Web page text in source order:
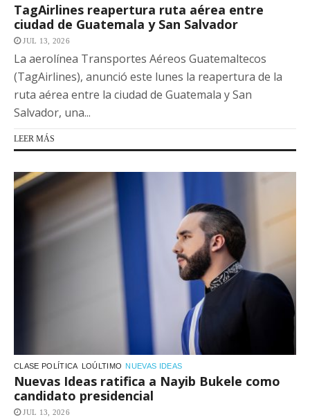
TagAirlines reapertura ruta aérea entre
ciudad de Guatemala y San Salvador
JUL 13, 2026
La aerolínea Transportes Aéreos Guatemaltecos
(TagAirlines), anunció este lunes la reapertura de la
ruta aérea entre la ciudad de Guatemala y San
Salvador, una...
LEER MÁS
CLASE POLÍTICA LOÚLTIMO NUEVAS IDEAS
Nuevas Ideas ratifica a Nayib Bukele como
candidato presidencial
JUL 13, 2026